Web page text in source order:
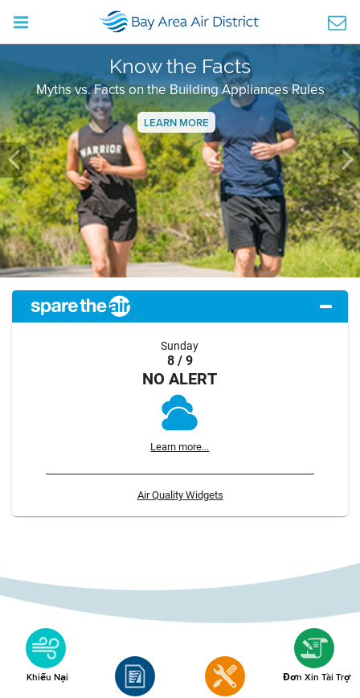
Know the Facts
Myths vs. Facts on the Building Appliances Rules
LEARN MORE
Previous
Sunday
8 / 9
NO ALERT
Learn more...
Air Quality Widgets
Khiếu Nại Đơn Xin Tài Trợ